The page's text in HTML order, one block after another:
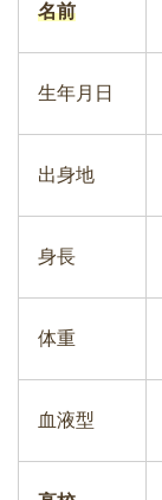
名前
生年月日
出身地
身長
体重
血液型